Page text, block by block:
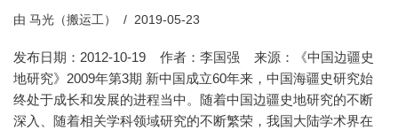
由 马光（搬运工） 2019-05-23
发布日期：2012-10-19 作者：李国强 来源：《中国边疆史
地研究》2009年第3期 新中国成立60年来，中国海疆史研究始
终处于成长和发展的进程当中。随着中国边疆史地研究的不断
深入、随着相关学科领域研究的不断繁荣，我国大陆学术界在